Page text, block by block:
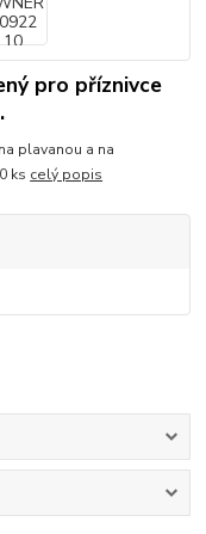
pro příznivce
plavanou a na
ks celý popis